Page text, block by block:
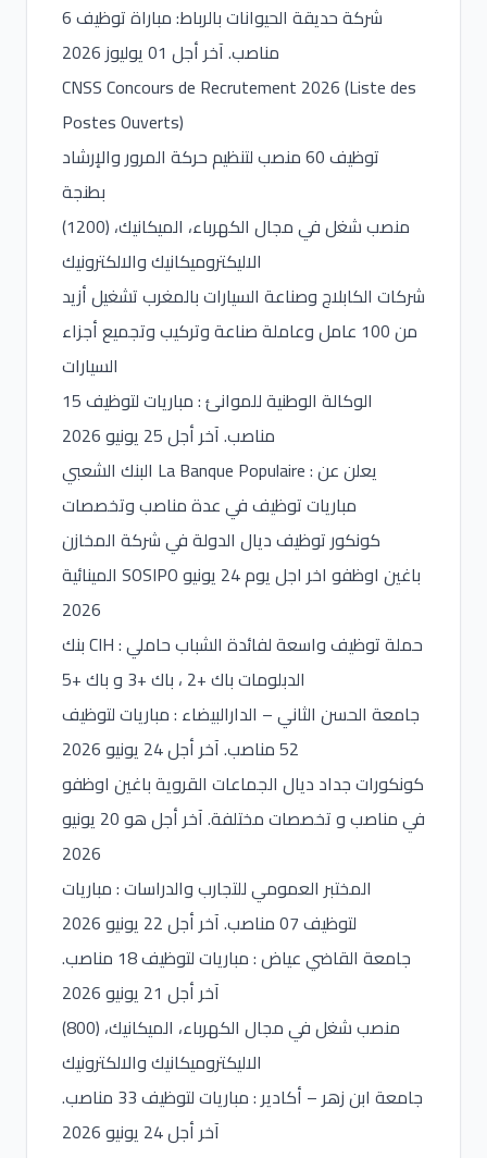
شركة حديقة الحيوانات بالرباط: مباراة توظيف 6
مناصب. آخر أجل 01 يوليوز 2026
CNSS Concours de Recrutement 2026 (Liste des
Postes Ouverts)
توظيف 60 منصب لتنظيم حركة المرور والإرشاد
بطنجة
(1200) منصب شغل في مجال الكهرباء، الميكانيك،
الاليكتروميكانيك والالكترونيك
شركات الكابلاج وصناعة السيارات بالمغرب تشغيل أزيد
من 100 عامل وعاملة صناعة وتركيب وتجميع أجزاء
السيارات
الوكالة الوطنية للموانئ : مباريات لتوظيف 15
مناصب. آخر أجل 25 يونيو 2026
البنك الشعبي La Banque Populaire : يعلن عن
مباريات توظيف في عدة مناصب وتخصصات
كونكور توظيف ديال الدولة في شركة المخازن
المينائية SOSIPO باغين اوظفو اخر اجل يوم 24 يونيو
2026
بنك CIH : حملة توظيف واسعة لفائدة الشباب حاملي
الدبلومات باك +2 ، باك +3 و باك +5
جامعة الحسن الثاني – الدارالبيضاء : مباريات لتوظيف
52 مناصب. آخر أجل 24 يونيو 2026
كونكورات جداد ديال الجماعات القروية باغين اوظفو
في مناصب و تخصصات مختلفة. آخر أجل هو 20 يونيو
2026
المختبر العمومي للتجارب والدراسات : مباريات
لتوظيف 07 مناصب. آخر أجل 22 يونيو 2026
جامعة القاضي عياض : مباريات لتوظيف 18 مناصب.
آخر أجل 21 يونيو 2026
(800) منصب شغل في مجال الكهرباء، الميكانيك،
الاليكتروميكانيك والالكترونيك
جامعة ابن زهر – أكادير : مباريات لتوظيف 33 مناصب.
آخر أجل 24 يونيو 2026